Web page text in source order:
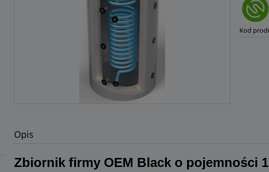
Kod
Opis
Zbiornik firmy OEM Black o pojemności